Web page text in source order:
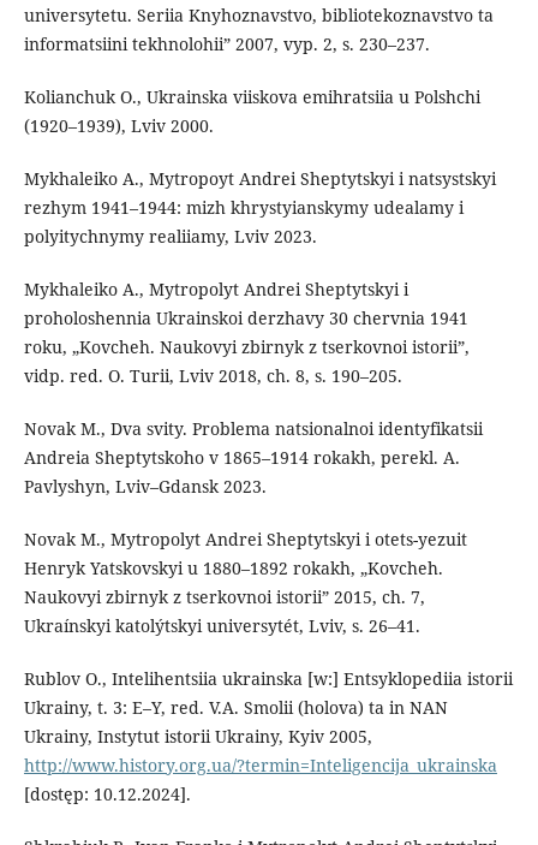
universytetu. Seriia Knyhoznavstvo, bibliotekoznavstvo ta
informatsiini tekhnolohii” 2007, vyp. 2, s. 230–237.
Kolianchuk O., Ukrainska viiskova emihratsiia u Polshchi
(1920–1939), Lviv 2000.
Mykhaleiko A., Mytropoyt Andrei Sheptytskyi i natsystskyi
rezhym 1941–1944: mizh khrystyianskymy udealamy i
polyitychnymy realiiamy, Lviv 2023.
Mykhaleiko A., Mytropolyt Andrei Sheptytskyi i
proholoshennia Ukrainskoi derzhavy 30 chervnia 1941
roku, „Kovcheh. Naukovyi zbirnyk z tserkovnoi istorii”,
vidp. red. O. Turii, Lviv 2018, ch. 8, s. 190–205.
Novak M., Dva svity. Problema natsionalnoi identyfikatsii
Andreia Sheptytskoho v 1865–1914 rokakh, perekl. A.
Pavlyshyn, Lviv–Gdansk 2023.
Novak M., Mytropolyt Andrei Sheptytskyi i otets-yezuit
Henryk Yatskovskyi u 1880–1892 rokakh, „Kovcheh.
Naukovyi zbirnyk z tserkovnoi istorii” 2015, ch. 7,
Ukraínskyi katolýtskyi universytét, Lviv, s. 26–41.
Rublov O., Intelihentsiia ukrainska [w:] Entsyklopediia istorii
Ukrainy, t. 3: E–Y, red. V.A. Smolii (holova) ta in NAN
Ukrainy, Instytut istorii Ukrainy, Kyiv 2005,
http://www.history.org.ua/?termin=Inteligencija_ukrainska
[dostęp: 10.12.2024].